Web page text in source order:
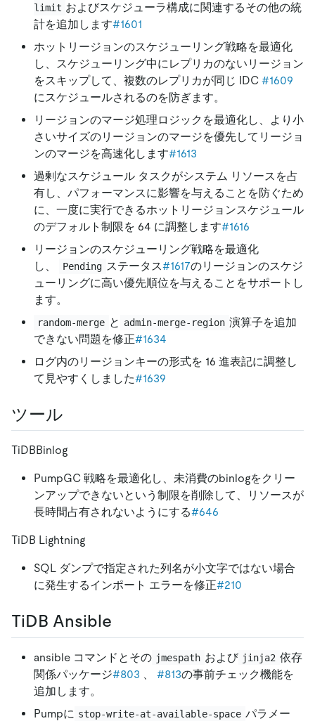
limit およびスケジューラ構成に関連するその他の統
計を追加します#1601
ホットリージョンのスケジューリング戦略を最適化
し、スケジューリング中にレプリカのないリージョン
をスキップして、複数のレプリカが同じ IDC #1609
にスケジュールされるのを防ぎます。
リージョンのマージ処理ロジックを最適化し、より小
さいサイズのリージョンのマージを優先してリージョ
ンのマージを高速化します#1613
過剰なスケジュール タスクがシステム リソースを占
有し、パフォーマンスに影響を与えることを防ぐため
に、一度に実行できるホットリージョンスケジュール
のデフォルト制限を 64 に調整します#1616
リージョンのスケジューリング戦略を最適化
し、
Pending ステータス#1617のリージョンのスケジ
ューリングに高い優先順位を与えることをサポートし
ます。
random-merge と admin-merge-region 演算子を追加
できない問題を修正#1634
ログ内のリージョンキーの形式を 16 進表記に調整し
て見やすくしました#1639
ツール
TiDBBinlog
PumpGC 戦略を最適化し、未消費のbinlogをクリー
ンアップできないという制限を削除して、リソースが
長時間占有されないようにする#646
TiDB Lightning
SQL ダンプで指定された列名が小文字ではない場合
に発生するインポート エラーを修正#210
TiDB Ansible
ansible コマンドとその jmespath および jinja2 依存
関係パッケージ#803 #813の事前チェック機能を
追加します。
Pumpに stop-write-at-available-space パラメー